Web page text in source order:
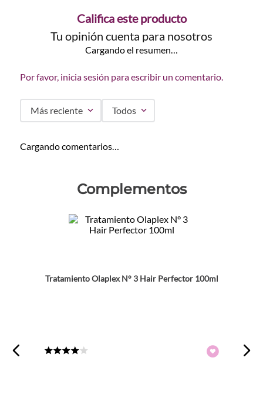
Califica este producto
Tu opinión cuenta para nosotros
Cargando el resumen…
Por favor, inicia sesión para escribir un comentario.
Más reciente Todos
Cargando comentarios…
Complementos
Tratamiento Olaplex N° 3 Hair Perfector 100ml